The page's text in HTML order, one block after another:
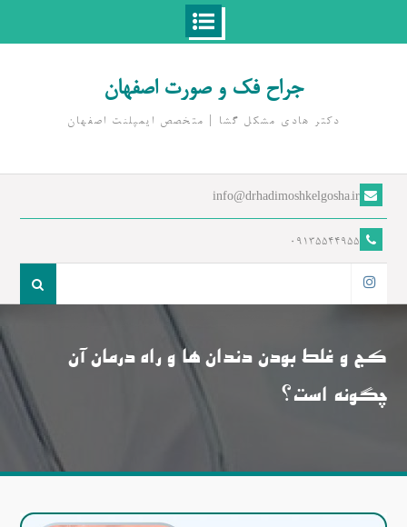
جراح فک و صورت اصفهان
دکتر هادی مشکل گشا | متخصص ايمپلنت اصفهان
info@drhadimoshkelgosha.ir
09135544955
کج و غلط بودن دندان ها و راه درمان آن
چگونه است؟